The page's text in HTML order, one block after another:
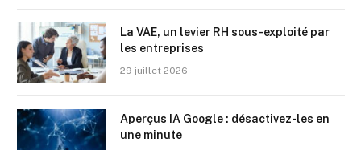
La VAE, un levier RH sous-exploité par
les entreprises
29 juillet 2026
Aperçus IA Google : désactivez-les en
une minute